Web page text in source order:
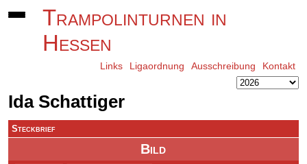
Trampolinturnen in
Hessen
Links Ligaordnung Ausschreibung Kontakt
Ida Schattiger
Bild
Steckbrief